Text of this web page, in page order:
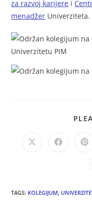
za razvoj karijere i
menadžer Univerziteta.
TAGS: KOLEGIJUM